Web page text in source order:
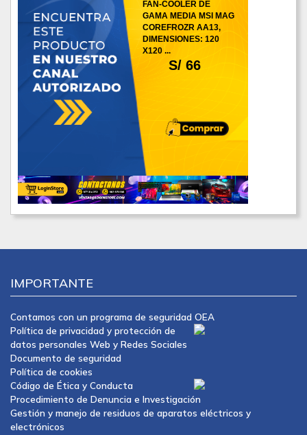
S/ 66
FAN-COOLER DE
GAMA MEDIA MSI MAG
COREFROZR AA13,
DIMENSIONES: 120
X120 ...
IMPORTANTE
Contamos con un programa de seguridad OEA
Política de privacidad y protección de
datos personales Web y Redes Sociales
Documento de seguridad
Política de cookies
Código de Ética y Conducta
Procedimiento de Denuncia e Investigación
Gestión y manejo de residuos de aparatos eléctricos y
electrónicos